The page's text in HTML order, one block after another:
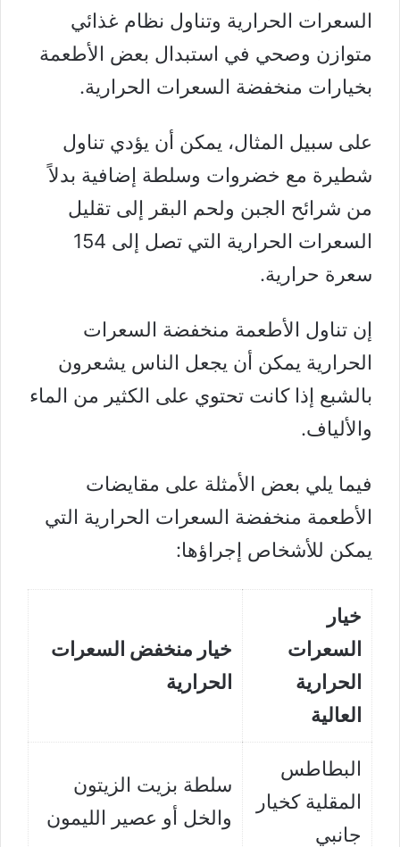
السعرات الحرارية وتناول نظام غذائي
متوازن وصحي في استبدال بعض الأطعمة
بخيارات منخفضة السعرات الحرارية.
على سبيل المثال، يمكن أن يؤدي تناول
شطيرة مع خضروات وسلطة إضافية بدلاً
من شرائح الجبن ولحم البقر إلى تقليل
السعرات الحرارية التي تصل إلى 154
سعرة حرارية.
إن تناول الأطعمة منخفضة السعرات
الحرارية يمكن أن يجعل الناس يشعرون
بالشبع إذا كانت تحتوي على الكثير من الماء
والألياف.
فيما يلي بعض الأمثلة على مقايضات
الأطعمة منخفضة السعرات الحرارية التي
يمكن للأشخاص إجراؤها:
خيار
السعرات
الحرارية
العالية
خيار منخفض السعرات
الحرارية
البطاطس
المقلية كخيار
جانبي
سلطة بزيت الزيتون
والخل أو عصير الليمون